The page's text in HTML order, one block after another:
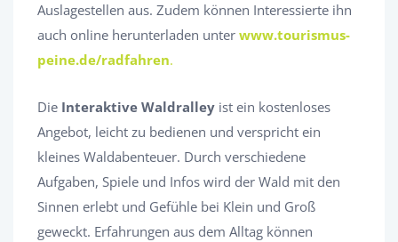
Auslagestellen aus. Zudem können Interessierte ihn
auch online herunterladen unter www.tourismus-
peine.de/radfahren.
Die Interaktive Waldralley ist ein kostenloses
Angebot, leicht zu bedienen und verspricht ein
kleines Waldabenteuer. Durch verschiedene
Aufgaben, Spiele und Infos wird der Wald mit den
Sinnen erlebt und Gefühle bei Klein und Groß
geweckt. Erfahrungen aus dem Alltag können